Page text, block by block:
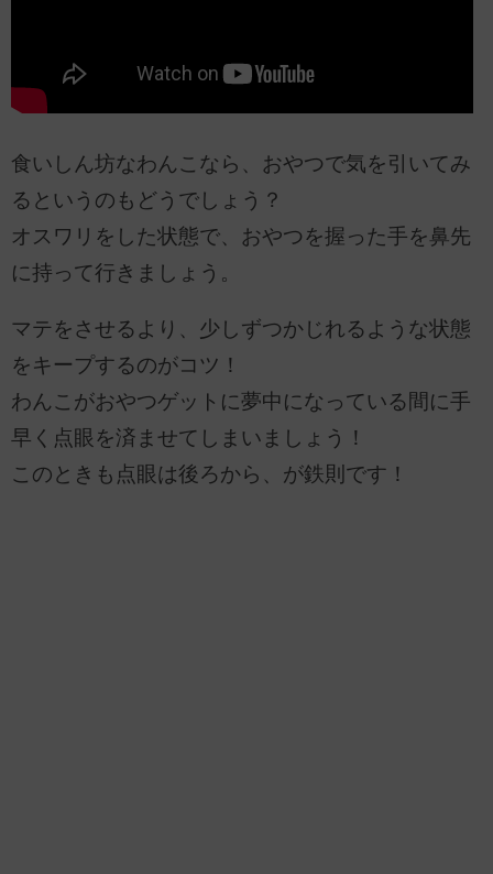
食いしん坊なわんこなら、おやつで気を引いてみ
るというのもどうでしょう？
オスワリをした状態で、おやつを握った手を鼻先
に持って行きましょう。
マテをさせるより、少しずつかじれるような状態
をキープするのがコツ！
わんこがおやつゲットに夢中になっている間に手
早く点眼を済ませてしまいましょう！
このときも点眼は後ろから、が鉄則です！